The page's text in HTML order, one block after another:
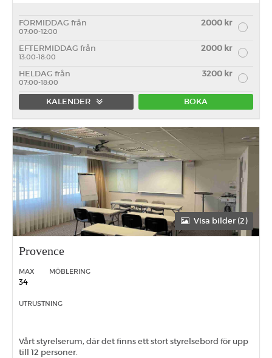
FÖRMIDDAG från 2000 kr
07:00-12:00
EFTERMIDDAG från 2000 kr
13:00-18:00
HELDAG från 3200 kr
07:00-18:00
KALENDER BOKA
Förmiddag Eftermiddag
Visa bilder (2)
Provence
MAX
34
MÖBLERING
UTRUSTNING
Vårt styrelserum, där det finns ett stort styrelsebord för upp
till 12 personer.